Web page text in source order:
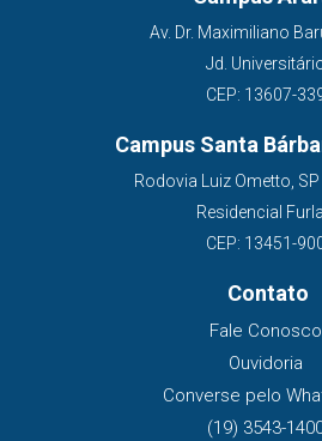
Av. Dr. Maximiliano
Jd.
CEP: 13607-
Campus Santa
Rodovia Luiz Ometto,
Residencial
CEP: 13451-
Contato
Fale Conosco
Ouvidoria
Converse pelo
(19) 3543-